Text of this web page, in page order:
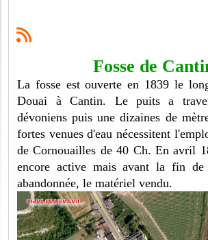
Fosse de
La fosse est ouverte en 1839 le
Douai à Cantin. Le puits a
dévoniens puis une dizaines de
fortes venues d'eau nécessitent
de Cornouailles de 40 Ch. En avril
encore active mais avant la fin de
abandonnée, le matériel vendu.